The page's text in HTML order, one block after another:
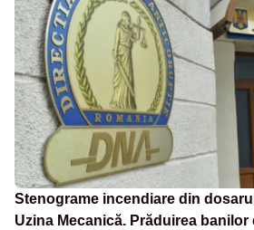
Stenograme incendiare din
Uzina Mecanică. Prăduirea banilor